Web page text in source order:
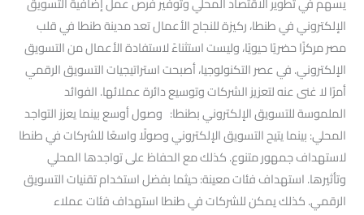
الإلكتروني في طنطا، ركيزة للنجاح الأعمال تعد مدينة طنطا في قلب
مصر مركزًا حضريًا حيويًا، وليست استثناءً لاستفادة الأعمال من التسويق
الإلكتروني. في عصر التكنولوجيا، أصبحت استراتيجيات التسويق الرقمي
أمرًا لا غنى عنه لتعزيز الشركات وتوسيع دائرة عملائها. الفوائد
الملموسة للتسويق الإلكتروني بطنطا: وصول أوسع بينما يعزز التواجد
المحلي: بينما يتيح التسويق الإلكتروني وصولًا واسعًا للشركات في طنطا
لاستهداف جمهور متنوع. كذلك مع الحفاظ على تواجدها المحلي
وتأثيرها. استهداف فئات معينة: حيثما بفضل استخدام تقنيات التسويق
الرقمي. كذلك يمكن للشركات في طنطا استهداف فئات عملاء